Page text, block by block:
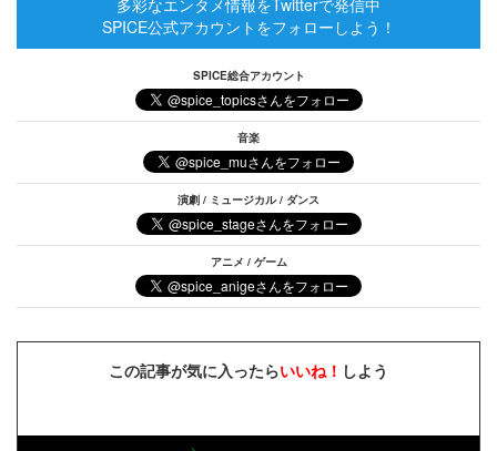
多彩なエンタメ情報をTwitterで発信中
SPICE公式アカウントをフォローしよう！
SPICE総合アカウント
音楽
演劇 / ミュージカル / ダンス
アニメ / ゲーム
この記事が気に入ったらいいね！ しよう